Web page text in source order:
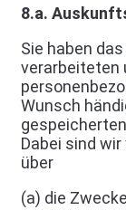
8.a.
Sie haben
verarbeiteten
Wunsch
Dabei sind
über
(a) die